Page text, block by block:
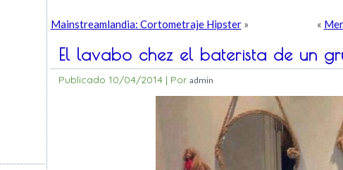
Mainstreamlandia: Cortometraje Hipster» «
El lavabo chez el baterista de un
Publicado 10/04/2014| Por admin